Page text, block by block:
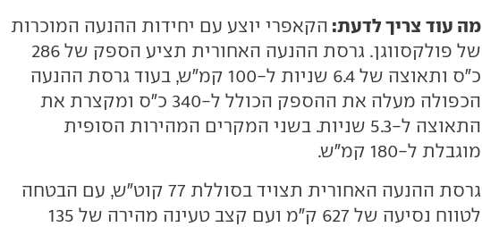
מה עוד צריך לדעת: הקאפרי יוצע עם יחידות ההנעה המוכרות
של פולקסווגן. גרסת ההנעה האחורית תציע הספק של 286
כ"ס ותאוצה של 6.4 שניות ל-100 קמ"ש, בעוד גרסת ההנעה
הכפולה מעלה את ההספק הכולל ל-340 כ"ס ומקצרת את
התאוצה ל-5.3 שניות. בשני המקרים המהירות הסופית
מוגבלת ל-180 קמ"ש.
גרסת ההנעה האחורית תצויד בסוללת 77 קוט"ש, עם הבטחה
לטווח נסיעה של 627 ק"מ ועם קצב טעינה מהירה של 135